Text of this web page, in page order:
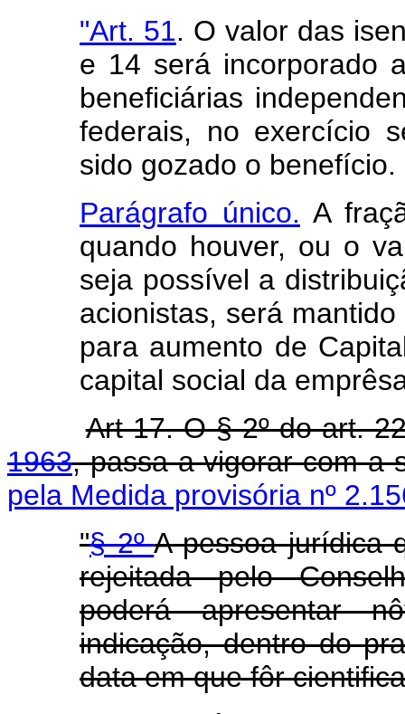
"Art. 51. O valor das
e 14 será incorporado
beneficiárias
federais, no exercício
sido gozado o benefício.
Parágrafo único. A
quando houver, ou o
seja possível a
acionistas, será
para aumento de
capital social da
Art 17. O § 2º do art.
1963, passa a vigorar com a
pela Medida provisória nº
"§ 2ºA pessoa jurídica
rejeitada pelo
poderá apresentar
indicação, dentro do
data em que fôr